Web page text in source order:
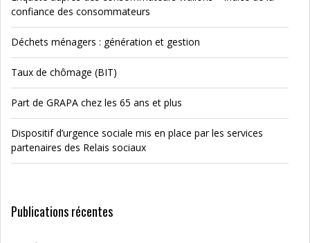
confiance des consommateurs
Déchets ménagers : génération et gestion
Taux de chômage (BIT)
Part de GRAPA chez les 65 ans et plus
Dispositif d’urgence sociale mis en place par les services
partenaires des Relais sociaux
Publications récentes